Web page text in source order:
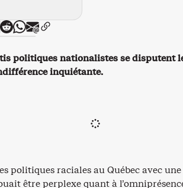
politiques nationalistes se disputent
inquiétante.
politiques raciales au Québec avec
être perplexe quant à